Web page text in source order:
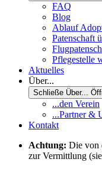
FAQ
Blog
Ablauf
Patenschaft
Pflegestelle
Aktuelles
Über...
Schließe Über...
...den Verein
...Partner &
Kontakt
Achtung: Die von
zur Vermittlung